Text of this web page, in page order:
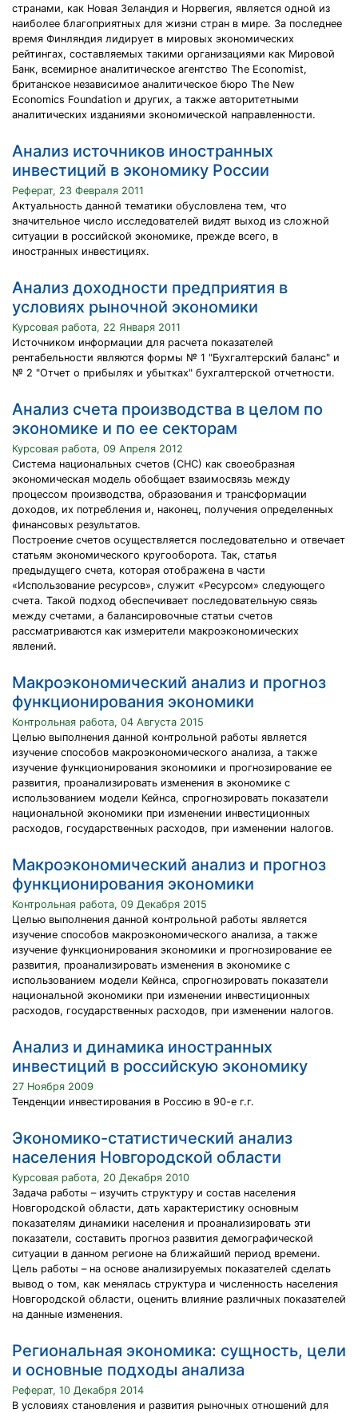
странами, как Новая Зеландия и Норвегия, является одной из
наиболее благоприятных для жизни стран в мире. За последнее
время Финляндия лидирует в мировых экономических
рейтингах, составляемых такими организациями как Мировой
Банк, всемирное аналитическое агентство The Economist,
британское независимое аналитическое бюро The New
Economics Foundation и других, а также авторитетными
аналитических изданиями экономической направленности.
Анализ источников иностранных
инвестиций в экономику России
Реферат, 23 Февраля 2011
Актуальность данной тематики обусловлена тем, что
значительное число исследователей видят выход из сложной
ситуации в российской экономике, прежде всего, в
иностранных инвестициях.
Анализ доходности предприятия в
условиях рыночной экономики
Курсовая работа, 22 Января 2011
Источником информации для расчета показателей
рентабельности являются формы № 1 "Бухгалтерский баланс" и
№ 2 "Отчет о прибылях и убытках" бухгалтерской отчетности.
Анализ счета производства в целом по
экономике и по ее секторам
Курсовая работа, 09 Апреля 2012
Система национальных счетов (СНС) как своеобразная
экономическая модель обобщает взаимосвязь между
процессом производства, образования и трансформации
доходов, их потребления и, наконец, получения определенных
финансовых результатов.
Построение счетов осуществляется последовательно и отвечает
статьям экономического кругооборота. Так, статья
предыдущего счета, которая отображена в части
«Использование ресурсов», служит «Ресурсом» следующего
счета. Такой подход обеспечивает последовательную связь
между счетами, а балансировочные статьи счетов
рассматриваются как измерители макроэкономических
явлений.
Макроэкономический анализ и прогноз
функционирования экономики
Контрольная работа, 04 Августа 2015
Целью выполнения данной контрольной работы является
изучение способов макроэкономического анализа, а также
изучение функционирования экономики и прогнозирование ее
развития, проанализировать изменения в экономике с
использованием модели Кейнса, спрогнозировать показатели
национальной экономики при изменении инвестиционных
расходов, государственных расходов, при изменении налогов.
Макроэкономический анализ и прогноз
функционирования экономики
Контрольная работа, 09 Декабря 2015
Целью выполнения данной контрольной работы является
изучение способов макроэкономического анализа, а также
изучение функционирования экономики и прогнозирование ее
развития, проанализировать изменения в экономике с
использованием модели Кейнса, спрогнозировать показатели
национальной экономики при изменении инвестиционных
расходов, государственных расходов, при изменении налогов.
Анализ и динамика иностранных
инвестиций в российскую экономику
27 Ноября 2009
Тенденции инвестирования в Россию в 90-е г.г.
Экономико-статистический анализ
населения Новгородской области
Курсовая работа, 20 Декабря 2010
Задача работы – изучить структуру и состав населения
Новгородской области, дать характеристику основным
показателям динамики населения и проанализировать эти
показатели, составить прогноз развития демографической
ситуации в данном регионе на ближайший период времени.
Цель работы – на основе анализируемых показателей сделать
вывод о том, как менялась структура и численность населения
Новгородской области, оценить влияние различных показателей
на данные изменения.
Региональная экономика: сущность, цели
и основные подходы анализа
Реферат, 10 Декабря 2014
В условиях становления и развития рыночных отношений для